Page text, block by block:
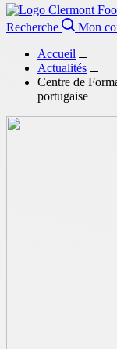
Recherche
Mon
Accueil
Actualités
Centre de
portugaise